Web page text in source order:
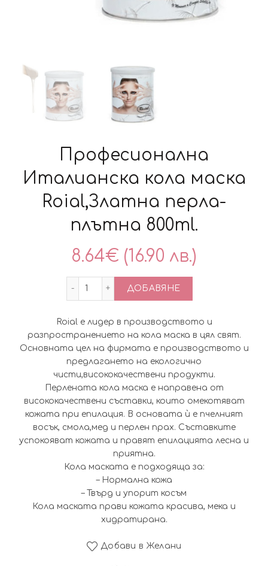
Професионална
Италианска кола маска
Roial,Златна перла-
плътна 800ml.
8.64€ (16.90 лв.)
количество за Професионална
ДОБАВЯНЕ
Roial е лидер в производството и
разпространението на кола маска в цял свят.
Основната цел на фирмата е производството и
предлагането на екологично
чисти,висококачествени продукти.
Перлената кола маска е направена от
висококачествени съставки, които омекотяват
кожата при епилация. В основата ѝ е пчелният
восък, смола,мед и перлен прах. Съставките
успокояват кожата и правят епилацията лесна и
приятна.
Кола маската е подходяща за:
– Нормална кожа
– Твърд и упорит косъм
Кола маската прави кожата красива, мека и
хидратирана.
Добави в Желани